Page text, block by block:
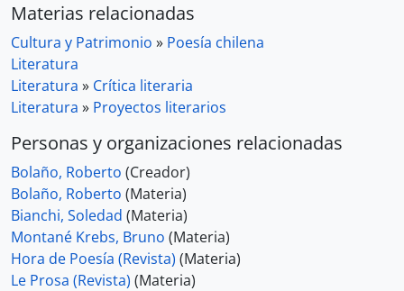
Materias relacionadas
Cultura y Patrimonio » Poesía chilena
Literatura
Literatura » Crítica literaria
Literatura » Proyectos literarios
Personas y organizaciones relacionadas
Bolaño, Roberto (Creador)
Bolaño, Roberto (Materia)
Bianchi, Soledad (Materia)
Montané Krebs, Bruno (Materia)
Hora de Poesía (Revista) (Materia)
Le Prosa (Revista) (Materia)